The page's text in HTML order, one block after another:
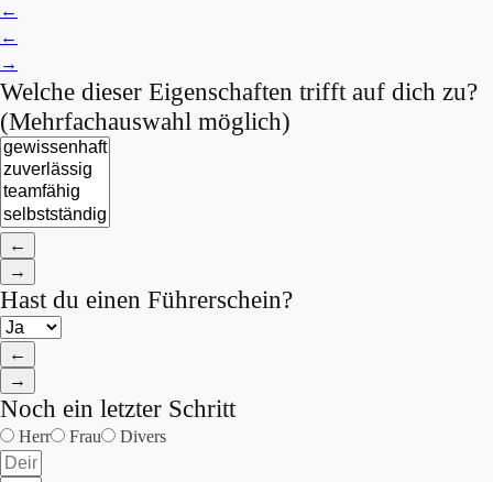
←
←
→
Welche dieser Eigenschaften trifft auf dich zu?
(Mehrfachauswahl möglich)
←
→
Hast du einen Führerschein?
←
→
Noch ein letzter Schritt
Herr Frau Divers